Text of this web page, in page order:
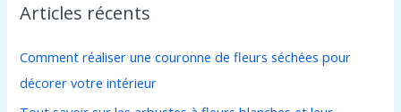
e
c
h
Articles récents
Comment réaliser une couronne de fleurs séchées pour
décorer votre intérieur